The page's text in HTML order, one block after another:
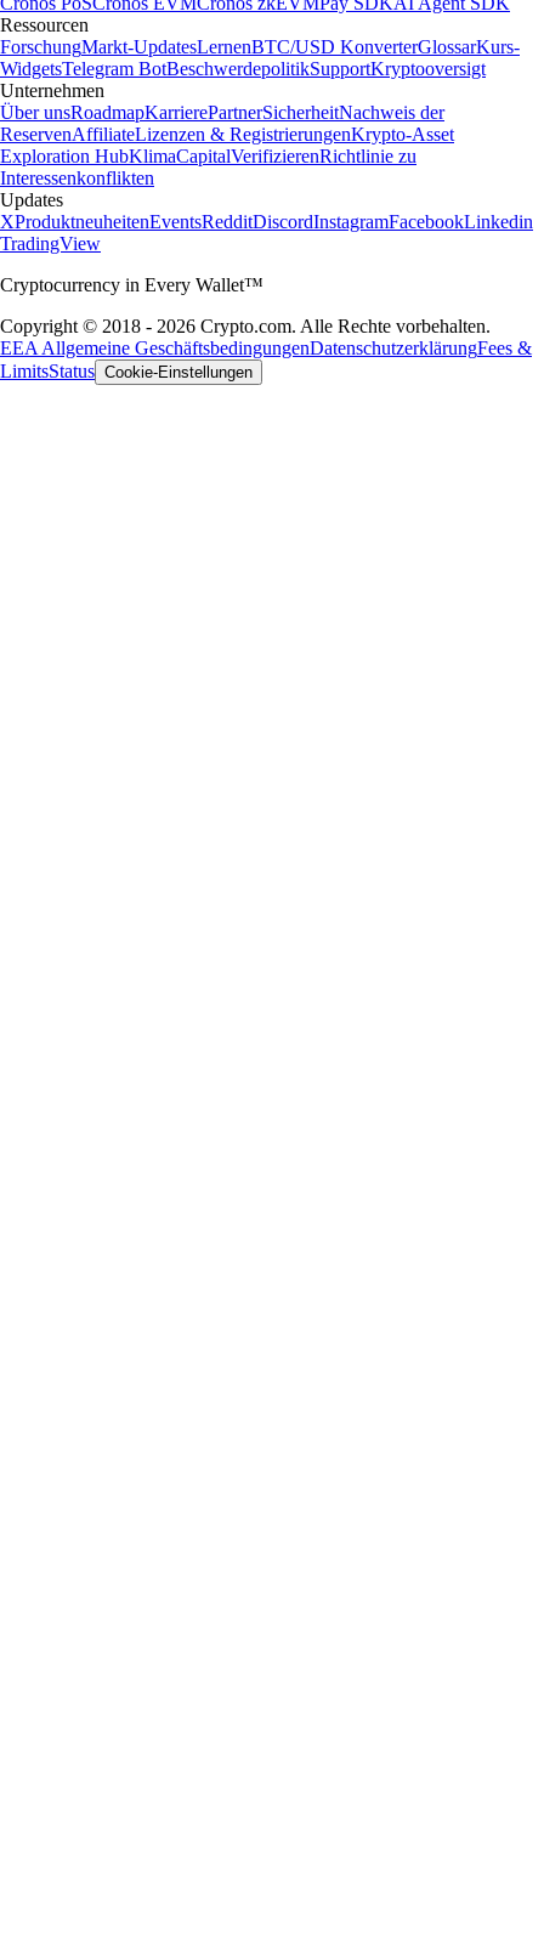
Ressourcen
ForschungMarkt-UpdatesLernenBTC/USD KonverterGlossarKurs-
WidgetsTelegram BotBeschwerdepolitikSupportKryptooversigt
Unternehmen
Über unsRoadmapKarrierePartnerSicherheitNachweis der
ReservenAffiliateLizenzen & RegistrierungenKrypto-Asset
Exploration HubKlimaCapitalVerifizierenRichtlinie zu
Interessenkonflikten
Updates
XProduktneuheitenEventsRedditDiscordInstagramFacebookLinkedin
TradingView
Cryptocurrency in Every Wallet™
Copyright © 2018 - 2026 Crypto.com. Alle Rechte vorbehalten.
EEA Allgemeine GeschäftsbedingungenDatenschutzerklärungFees &
LimitsStatus Cookie-Einstellungen